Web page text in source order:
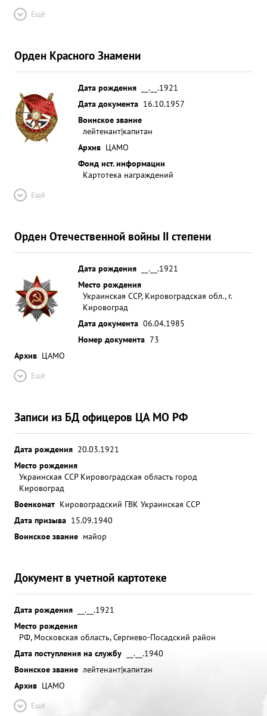
Ещё
Орден Красного Знамени
Дата рождения
__.__.1921
Дата документа 16.10.1957
Воинское звание
лейтенант|капитан
Архив ЦАМО
Фонд ист. информации
Картотека награждений
Ещё
Орден Отечественной войны II степени
Дата рождения
__.__.1921
Место рождения
Украинская ССР, Кировоградская обл., г.
Кировоград
Дата документа 06.04.1985
Номер документа 73
Архив ЦАМО
Ещё
Записи из БД офицеров ЦА МО РФ
Дата рождения 20.03.1921
Место рождения
Украинская ССР Кировоградская область город
Кировоград
Военкомат Кировоградский ГВК Украинская ССР
Дата призыва 15.09.1940
Воинское звание майор
Документ в учетной картотеке
Дата рождения
__.__.1921
Место рождения
РФ, Московская область, Сергиево-Посадский район
Дата поступления на службу
__.__.1940
Воинское звание лейтенант|капитан
Архив ЦАМО
Ещё